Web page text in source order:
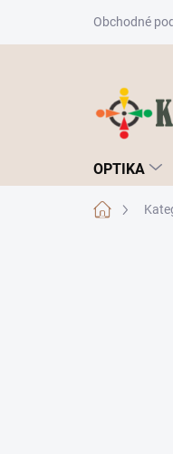
obsah
Obchodné
OPTIKA
Domov